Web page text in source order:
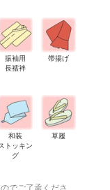
振袖用
長襦袢
帯揚げ
和装
トッキン
グ
草履
でご了承くださ